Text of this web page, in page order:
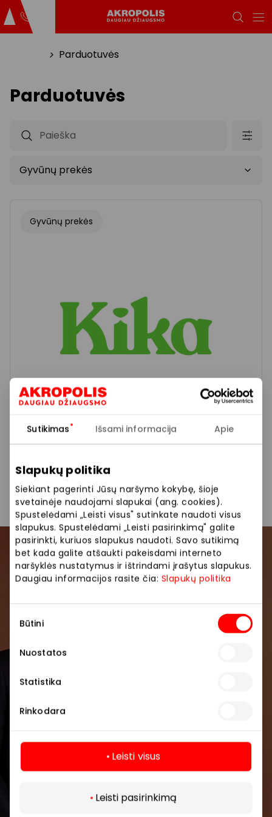
Sutikimas Išsami informacija Apie
Slapukų politika
Siekiant pagerinti Jūsų naršymo kokybę, šioje
svetainėje naudojami slapukai (ang. cookies).
Spustelėdami „Leisti visus" sutinkate naudoti visus
slapukus. Spustelėdami „Leisti pasirinkimą" galite
pasirinkti, kuriuos slapukus naudoti. Savo sutikimą
bet kada galite atšaukti pakeisdami interneto
naršyklės nustatymus ir ištrindami įrašytus slapukus.
Daugiau informacijos rasite čia: Slapukų politika
pasirinkimas
Būtini
Nuostatos
Statistika
Rinkodara
Leisti visus
Leisti pasirinkimą
Parduotuvės
Parduotuvės
Išvalyti Apply categories
Gyvūnų prekės
KIKA
Prisijunkite prie mūsų
bendruomenės
Pirmieji sužinokite apie geriausius pasiūlymus,
renginius ir naujausią informaciją iš AKROPOLIS
Spustelėdamas „Prenumeruoti“ sutinki gauti
GROUP, UAB Tavo el. pašto duomenis tvarkys
naujienlaiškių siuntimo tikslu. Sutikimą galėsi bet
Daugiau